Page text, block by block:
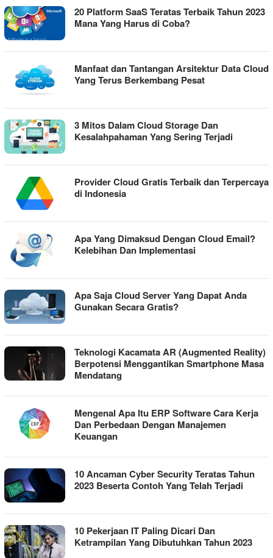
20 Platform SaaS Teratas Terbaik Tahun 2023
Mana Yang Harus di Coba?
Manfaat dan Tantangan Arsitektur Data Cloud
Yang Terus Berkembang Pesat
3 Mitos Dalam Cloud Storage Dan
Kesalahpahaman Yang Sering Terjadi
Provider Cloud Gratis Terbaik dan Terpercaya
di Indonesia
Apa Yang Dimaksud Dengan Cloud Email?
Kelebihan Dan Implementasi
Apa Saja Cloud Server Yang Dapat Anda
Gunakan Secara Gratis?
Teknologi Kacamata AR (Augmented Reality)
Berpotensi Menggantikan Smartphone Masa
Mendatang
Mengenal Apa Itu ERP Software Cara Kerja
Dan Perbedaan Dengan Manajemen
Keuangan
10 Ancaman Cyber Security Teratas Tahun
2023 Beserta Contoh Yang Telah Terjadi
10 Pekerjaan IT Paling Dicari Dan
Ketrampilan Yang Dibutuhkan Tahun 2023